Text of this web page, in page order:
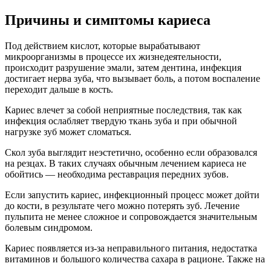
Причины и симптомы кариеса
Под действием кислот, которые вырабатывают
микроорганизмы в процессе их жизнедеятельности,
происходит разрушение эмали, затем дентина, инфекция
достигает нерва зуба, что вызывает боль, а потом воспаление
переходит дальше в кость.
Кариес влечет за собой неприятные последствия, так как
инфекция ослабляет твердую ткань зуба и при обычной
нагрузке зуб может сломаться.
Скол зуба выглядит неэстетично, особенно если образовался
на резцах. В таких случаях обычным лечением кариеса не
обойтись — необходима реставрация передних зубов.
Если запустить кариес, инфекционный процесс может дойти
до кости, в результате чего можно потерять зуб. Лечение
пульпита не менее сложное и сопровождается значительным
болевым синдромом.
Кариес появляется из-за неправильного питания, недостатка
витаминов и большого количества сахара в рационе. Также на